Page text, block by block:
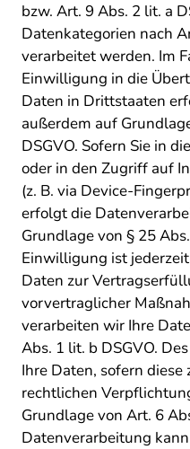
bzw. Art. 9 Abs. 2 lit. a
Datenkategorien nach
verarbeitet werden. Im
Einwilligung in die
Daten in Drittstaaten
außerdem auf
DSGVO. Sofern Sie in
oder in den Zugriff auf
(z. B. via Device-
erfolgt die
Grundlage von § 25
Einwilligung ist
Daten zur
vorvertraglicher
verarbeiten wir Ihre
Abs. 1 lit. b DSGVO.
Ihre Daten, sofern
rechtlichen
Grundlage von Art. 6
Datenverarbeitung